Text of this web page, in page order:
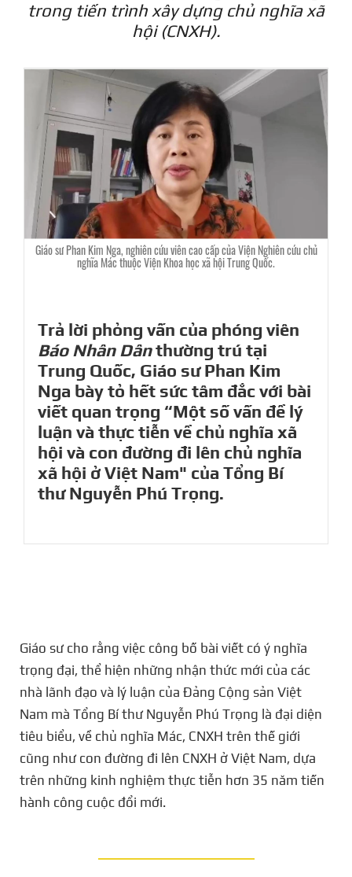
trong tiến trình xây dựng chủ nghĩa xã
hội (CNXH).
Giáo sư Phan Kim Nga, nghiên cứu viên cao cấp của Viện Nghiên cứu chủ
nghĩa Mác thuộc Viện Khoa học xã hội Trung Quốc.
Trả lời phỏng vấn của phóng viên
Báo Nhân Dânthường trú tại
Trung Quốc, Giáo sư Phan Kim
Nga bày tỏ hết sức tâm đắc với bài
viết quan trọng “Một số vấn đề lý
luận và thực tiễn về chủ nghĩa xã
hội và con đường đi lên chủ nghĩa
xã hội ở Việt Nam" của Tổng Bí
thư Nguyễn Phú Trọng.
Giáo sư cho rằng việc công bố bài viết có ý nghĩa
trọng đại, thể hiện những nhận thức mới của các
nhà lãnh đạo và lý luận của Đảng Cộng sản Việt
Nam mà Tổng Bí thư Nguyễn Phú Trọng là đại diện
tiêu biểu, về chủ nghĩa Mác, CNXH trên thế giới
cũng như con đường đi lên CNXH ở Việt Nam, dựa
trên những kinh nghiệm thực tiễn hơn 35 năm tiến
hành công cuộc đổi mới.